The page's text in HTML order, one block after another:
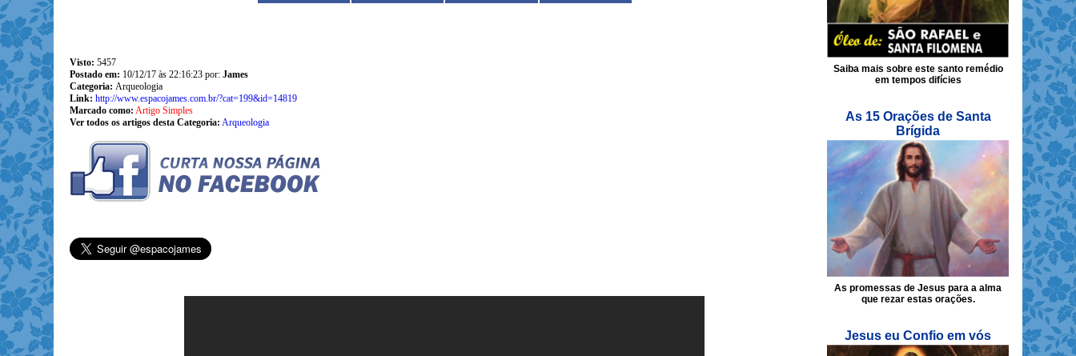
Visto: 5457
Postado em: 10/12/17 às 22:16:23 por: James
Categoria: Arqueologia
Link: http://www.espacojames.com.br/?cat=199&id=14819
Marcado como: Artigo Simples
Ver todos os artigos desta Categoria: Arqueologia
Saiba mais sobre este santo remédio
em tempos difícies
As 15 Orações de Santa
Brígida
As promessas de Jesus para a alma
que rezar estas orações.
Jesus eu Confio em vós